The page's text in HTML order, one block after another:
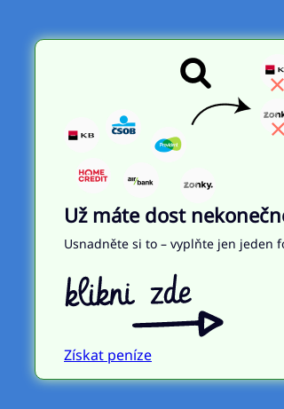
Už máte dost
Usnadněte si to – vyplňte jen jeden
Získat peníze